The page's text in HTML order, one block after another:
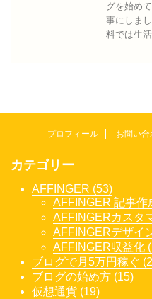
グを始め
事にしま
料では生
プロフィール お問い合
カテゴリー
AFFINGER (53)
AFFINGER 記事作
AFFINGERカスタ
AFFINGERデザイ
AFFINGER収益化
ブログで月5万円稼ぐ
ブログの始め方 (15)
仮想通貨 (19)